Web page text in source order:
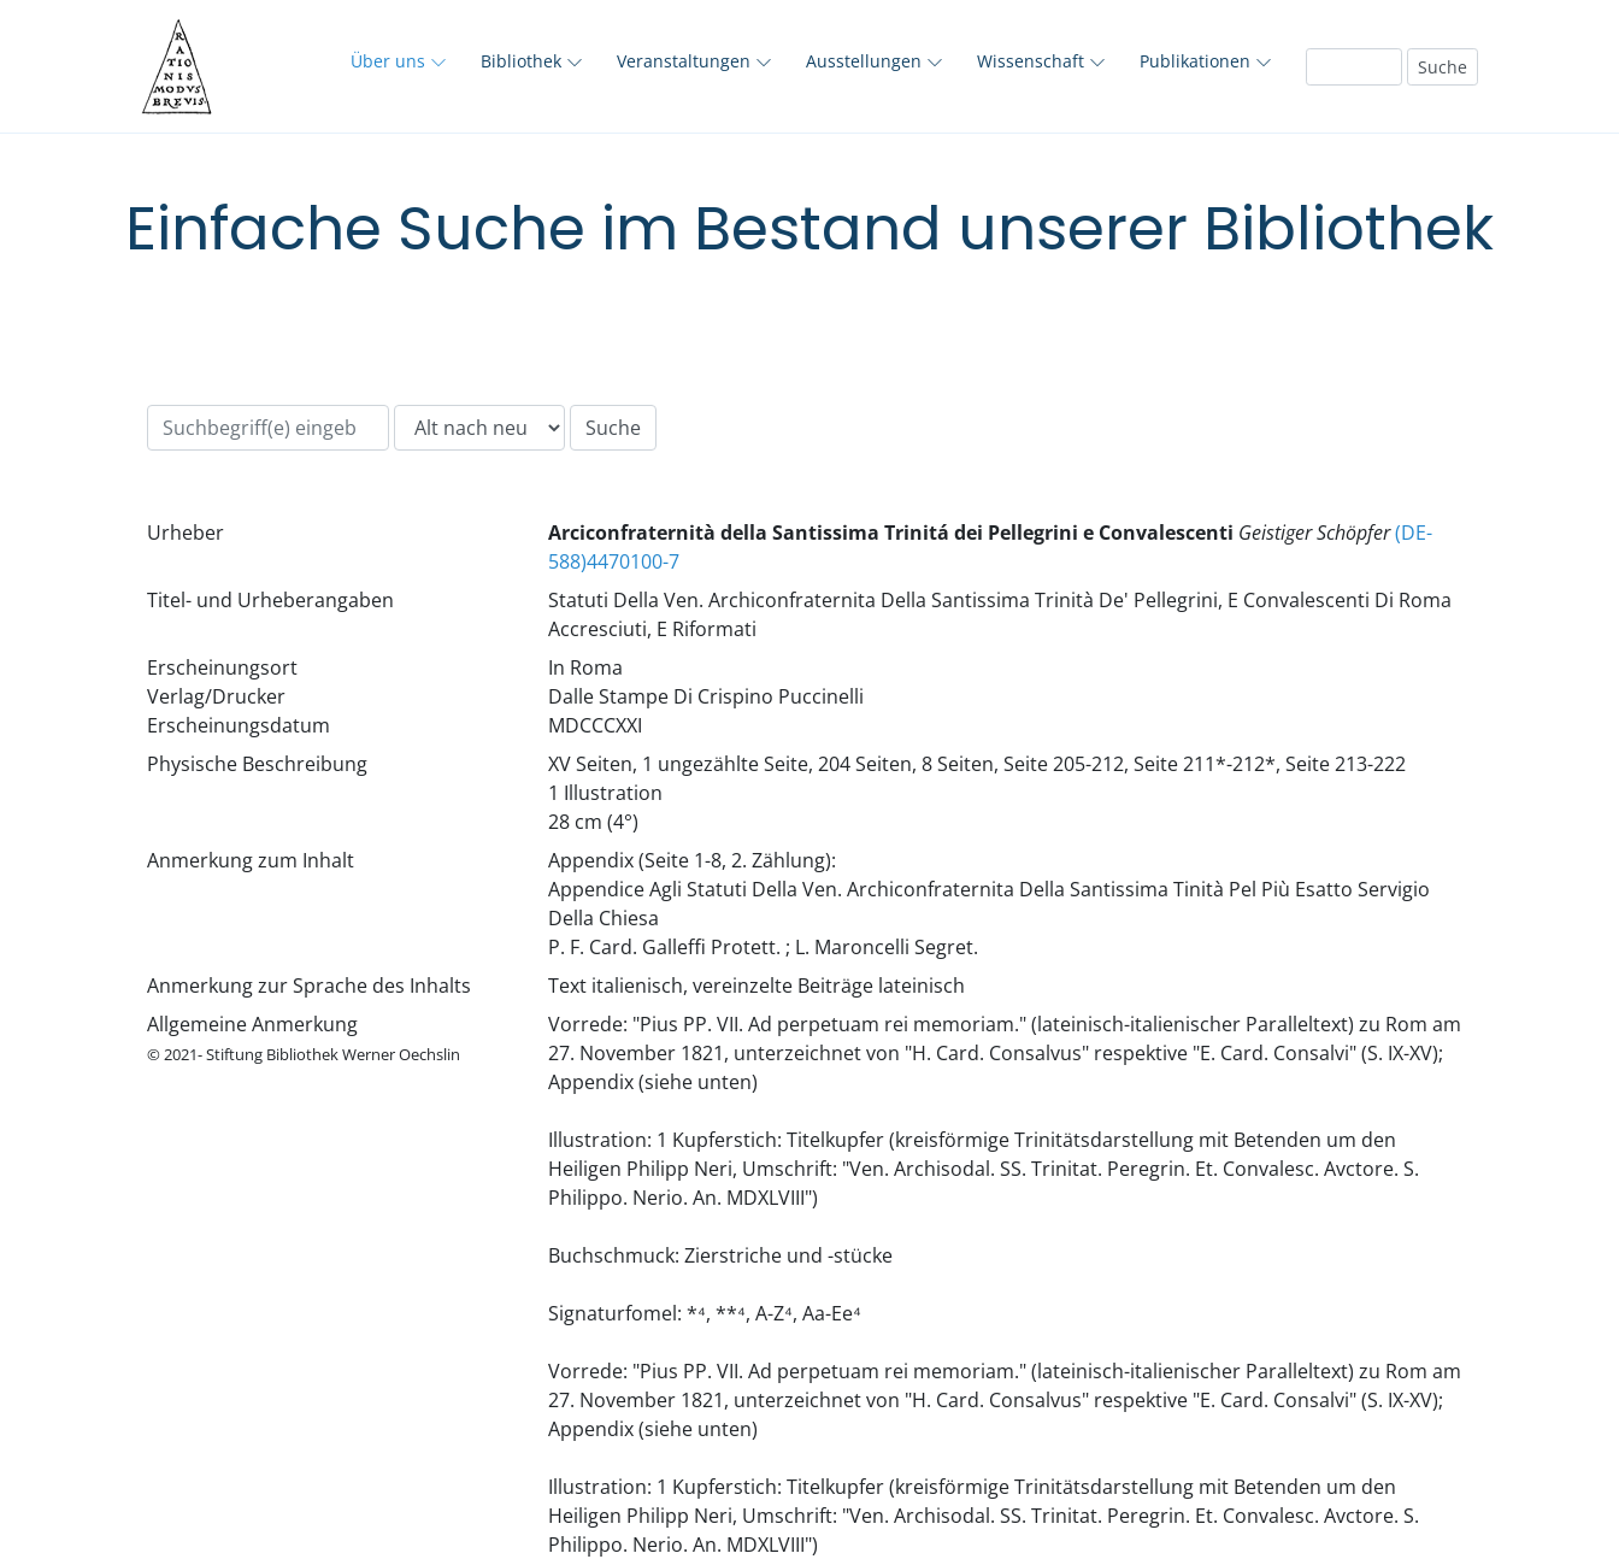
Über uns Bibliothek Veranstaltungen Ausstellungen Wissenschaft Publikationen
Einfache Suche im Bestand unserer Bibliothek
Urheber Arciconfraternità della Santissima Trinitá dei Pellegrini e Convalescenti Geistiger Schöpfer(DE-
588)4470100-7
Titel- und Urheberangaben
Statuti Della Ven. Archiconfraternita Della Santissima Trinità De' Pellegrini, E Convalescenti Di Roma
Accresciuti, E Riformati
Erscheinungsort
Verlag/Drucker
Erscheinungsdatum
In Roma
Dalle Stampe Di Crispino Puccinelli
MDCCCXXI
Physische Beschreibung
XV Seiten, 1 ungezählte Seite, 204 Seiten, 8 Seiten, Seite 205-212, Seite 211*-212*, Seite 213-222
1 Illustration
28 cm (4°)
Anmerkung zum Inhalt
Appendix (Seite 1-8, 2. Zählung):
Appendice Agli Statuti Della Ven. Archiconfraternita Della Santissima Tinità Pel Più Esatto Servigio
Della Chiesa
P. F. Card. Galleffi Protett. ; L. Maroncelli Segret.
Anmerkung zur Sprache des Inhalts
Text italienisch, vereinzelte Beiträge lateinisch
Allgemeine Anmerkung
© 2021- Stiftung Bibliothek Werner Oechslin
Vorrede: "Pius PP. VII. Ad perpetuam rei memoriam." (lateinisch-italienischer Paralleltext) zu Rom am
27. November 1821, unterzeichnet von "H. Card. Consalvus" respektive "E. Card. Consalvi" (S. IX-XV);
Appendix (siehe unten)
Illustration: 1 Kupferstich: Titelkupfer (kreisförmige Trinitätsdarstellung mit Betenden um den
Heiligen Philipp Neri, Umschrift: "Ven. Archisodal. SS. Trinitat. Peregrin. Et. Convalesc. Avctore. S.
Philippo. Nerio. An. MDXLVIII")
Buchschmuck: Zierstriche und -stücke
Signaturfomel: *⁴, **⁴, A-Z⁴, Aa-Ee⁴
Vorrede: "Pius PP. VII. Ad perpetuam rei memoriam." (lateinisch-italienischer Paralleltext) zu Rom am
27. November 1821, unterzeichnet von "H. Card. Consalvus" respektive "E. Card. Consalvi" (S. IX-XV);
Appendix (siehe unten)
Illustration: 1 Kupferstich: Titelkupfer (kreisförmige Trinitätsdarstellung mit Betenden um den
Heiligen Philipp Neri, Umschrift: "Ven. Archisodal. SS. Trinitat. Peregrin. Et. Convalesc. Avctore. S.
Philippo. Nerio. An. MDXLVIII")